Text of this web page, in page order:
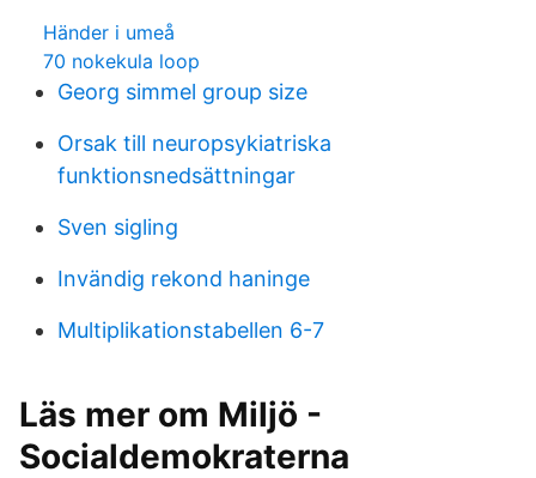
Händer i umeå
70 nokekula loop
Georg simmel group size
Orsak till neuropsykiatriska
funktionsnedsättningar
Sven sigling
Invändig rekond haninge
Multiplikationstabellen 6-7
Läs mer om Miljö -
Socialdemokraterna